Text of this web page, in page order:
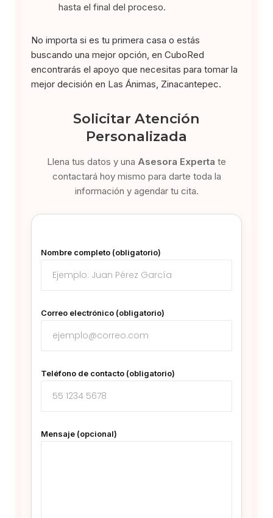
hasta el final del proceso.
No importa si es tu primera casa o estás
buscando una mejor opción, en CuboRed
encontrarás el apoyo que necesitas para tomar la
mejor decisión en Las Ánimas, Zinacantepec.
Solicitar Atención
Personalizada
Llena tus datos y una Asesora Experta te
contactará hoy mismo para darte toda la
información y agendar tu cita.
Nombre completo (obligatorio)
Correo electrónico (obligatorio)
Teléfono de contacto (obligatorio)
Mensaje (opcional)